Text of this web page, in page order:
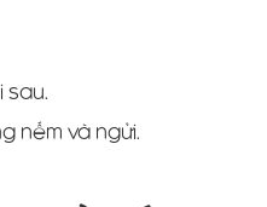
sau.
nếm và ngửi.